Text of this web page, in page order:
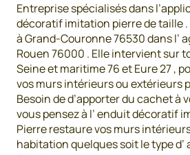
Entreprise spécialisés dans
décoratif imitation pierre de taille .
à Grand-Couronne 76530 dans l’
Rouen 76000 . Elle intervient sur
Seine et maritime 76 et Eure 27 ,
vos murs intérieurs ou extérieurs
Besoin de d’apporter du cachet à
vous pensez à l’ enduit décoratif
Pierre restaure vos murs
habitation quelques soit le type